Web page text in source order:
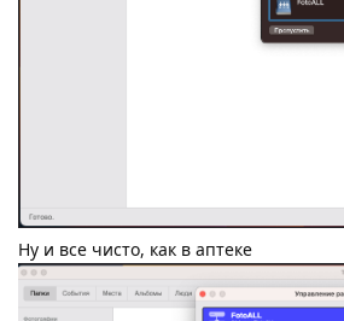
Ну и все чисто, как в аптеке